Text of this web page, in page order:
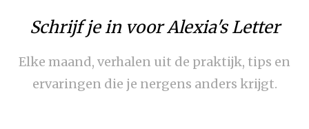
Schrijf je in voor Alexia's Letter
Elke maand, verhalen uit de praktijk, tips en
ervaringen die je nergens anders krijgt.